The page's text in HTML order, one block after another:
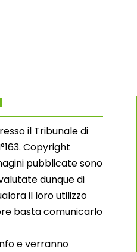
il Tribunale di
Copyright
pubblicate sono
dunque di
il loro utilizzo
basta comunicarlo
e verranno